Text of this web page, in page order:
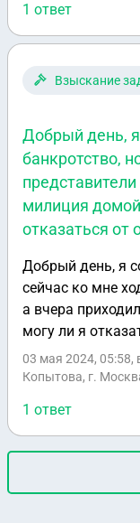
1 ответ
Взыскание
Добрый день,
банкротство,
милиция
отказаться от
Добрый день, я
сейчас ко мне
а вчера
могу ли я
03 мая 2024, 05:58,
Копытова, г.
1 ответ